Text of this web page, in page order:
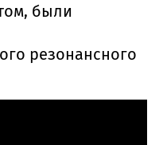
были
резонансного